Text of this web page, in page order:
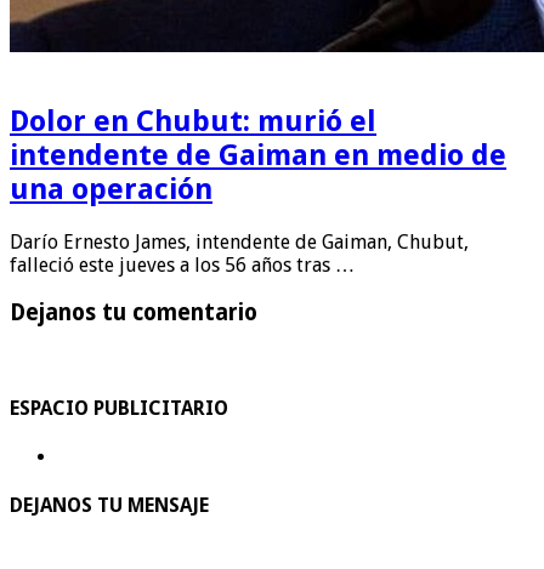
Dolor en Chubut: murió el
intendente de Gaiman en medio de
una operación
Darío Ernesto James, intendente de Gaiman, Chubut,
falleció este jueves a los 56 años tras …
Dejanos tu comentario
ESPACIO PUBLICITARIO
DEJANOS TU MENSAJE